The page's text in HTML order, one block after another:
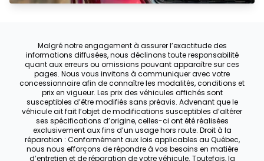
Malgré notre engagement à assurer l’exactitude des
informations diffusées, nous déclinons toute responsabilité
quant aux erreurs ou omissions pouvant apparaître sur ces
pages. Nous vous invitons à communiquer avec votre
concessionnaire afin de connaître les modalités, conditions et
prix en vigueur. Les prix des véhicules affichés sont
susceptibles d’être modifiés sans préavis. Advenant que le
véhicule ait fait l’objet de modifications susceptibles d’altérer
ses spécifications d’origine, celles-ci ont été réalisées
exclusivement aux fins d’un usage hors route. Droit à la
réparation : Conformément aux lois applicables au Québec,
nous nous efforçons de répondre à vos besoins en matière
d’entretien et de réparation de votre véhicule. Toutefois, la